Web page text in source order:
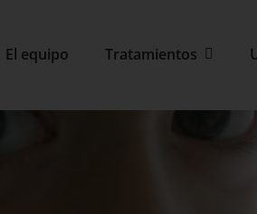
El equipo Tratamientos